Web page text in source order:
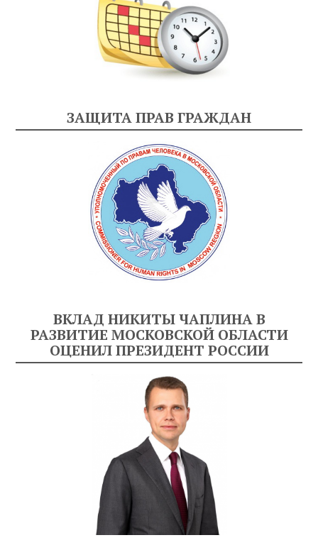
ЗАЩИТА ПРАВ ГРАЖДАН
ВКЛАД НИКИТЫ ЧАПЛИНА В
РАЗВИТИЕ МОСКОВСКОЙ ОБЛАСТИ
ОЦЕНИЛ ПРЕЗИДЕНТ РОССИИ